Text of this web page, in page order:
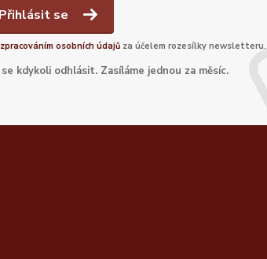
Přihlásit se
zpracováním osobních údajůza účelem rozesílky newsletteru.
kdykoli odhlásit. Zasíláme jednou za měsíc.